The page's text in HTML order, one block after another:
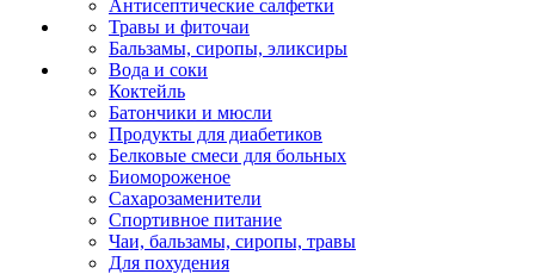
Антисептические салфетки
Травы и фиточаи
Бальзамы, сиропы, эликсиры
Вода и соки
Коктейль
Батончики и мюсли
Продукты для диабетиков
Белковые смеси для больных
Биомороженое
Сахарозаменители
Спортивное питание
Чаи, бальзамы, сиропы, травы
Для похудения